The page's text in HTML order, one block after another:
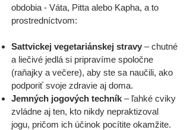
obdobia - Váta, Pitta alebo Kapha, a to
prostredníctvom:
Sattvickej vegetariánskej stravy – chutné
a liečivé jedlá si pripravíme spoločne
(raňajky a večere), aby ste sa naučili, ako
podporiť svoje zdravie aj doma.
Jemných jogových techník – ľahké cviky
zvládne aj ten, kto nikdy nepraktizoval
jogu, pričom ich účinok pocítite okamžite.